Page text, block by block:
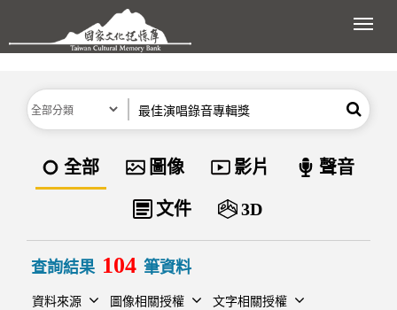
跳到主要內容區塊
展
分類 搜尋
資料類型
全部 圖像 影片 聲音
文件 3D
查詢結果 104 筆資料
資料來源 圖像相關授權 文字相關授權